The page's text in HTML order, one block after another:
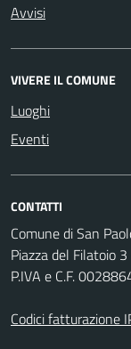
Avvisi
VIVERE IL COMUNE
Luoghi
Eventi
CONTATTI
Comune di San
Piazza del Filatoio
P.IVA e C.F.
Codici fatturazione